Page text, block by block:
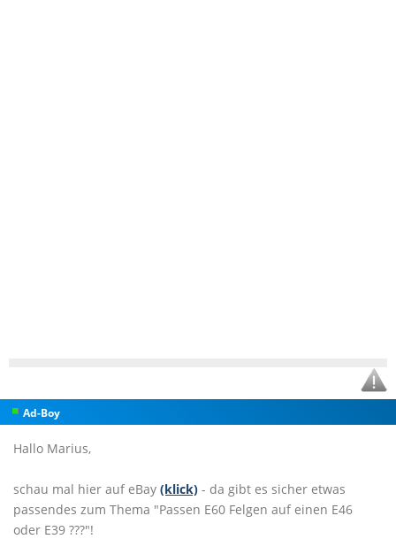
Ad-Boy
Hallo Marius,
schau mal hier auf eBay (klick) - da gibt es sicher etwas
passendes zum Thema "Passen E60 Felgen auf einen E46
oder E39 ???"!